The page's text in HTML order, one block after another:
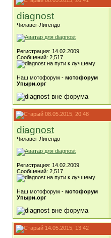
diagnost
Чилавег-Лигендо
Регистрация: 14.02.2009
Сообщений: 2,517
Наш мотофорум - мотофорум
Упыри.орг
08.05.2015, 20:48
diagnost
Чилавег-Лигендо
Регистрация: 14.02.2009
Сообщений: 2,517
Наш мотофорум - мотофорум
Упыри.орг
14.05.2015, 13:42